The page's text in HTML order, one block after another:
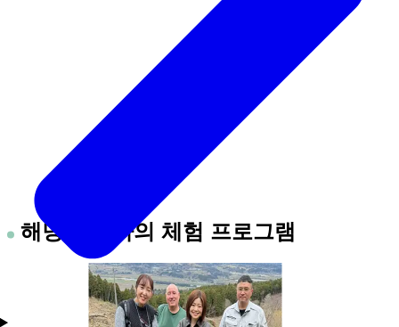
해당 사업자의 체험 프로그램